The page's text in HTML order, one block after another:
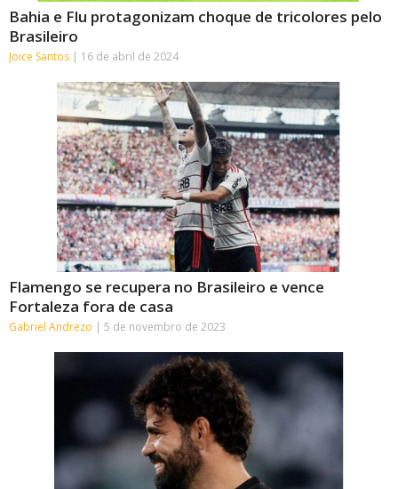
Bahia e Flu protagonizam choque de tricolores pelo
Brasileiro
Joice Santos 16 de abril de 2024
Flamengo se recupera no Brasileiro e vence
Fortaleza fora de casa
Gabriel Andrezo 5 de novembro de 2023